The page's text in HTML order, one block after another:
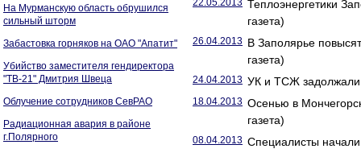
На Мурманскую область обрушился
сильный шторм
Забастовка горняков на ОАО "Апатит"
Убийство заместителя гендиректора
"ТВ-21" Дмитрия Швеца
Облучение сотрудников СевРАО
Радиационная авария в районе
г.Полярного
22.05.2013 Теплоэнергетики
газета)
26.04.2013 В Заполярье
газета)
24.04.2013 УК и ТСЖ задолжали
18.04.2013 Осенью в
газета)
08.04.2013 Специалисты